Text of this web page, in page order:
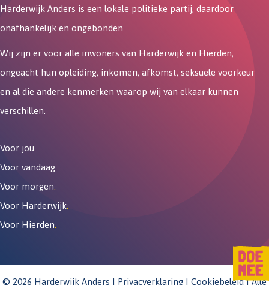
Harderwijk Anders is een lokale politieke partij, daardoor
onafhankelijk en ongebonden.
Wij zijn er voor alle inwoners van Harderwijk en Hierden,
ongeacht hun opleiding, inkomen, afkomst, seksuele voorkeur
en al die andere kenmerken waarop wij van elkaar kunnen
verschillen.
Voor jou
Voor vandaag
Voor morgen
Voor Harderwijk
Voor Hierden
© 2026 Harderwijk Anders | Privacverklaring | Cookiebeleid| Alle